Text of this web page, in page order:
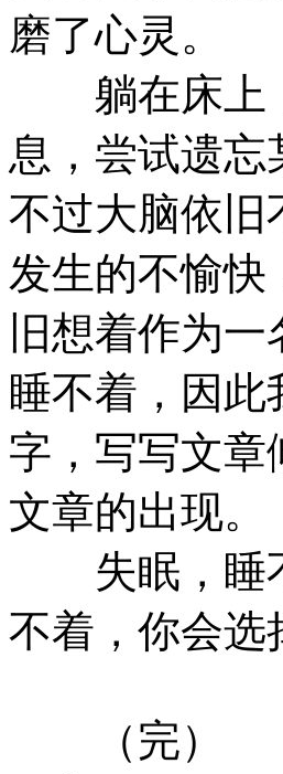
磨了心灵。
躺在床上，
息，尝试遗忘
不过大脑依旧
发生的不愉快
旧想着作为
睡不着，因
字，写写文章
文章的出现。
失眠，睡不
不着，你会选
（完）